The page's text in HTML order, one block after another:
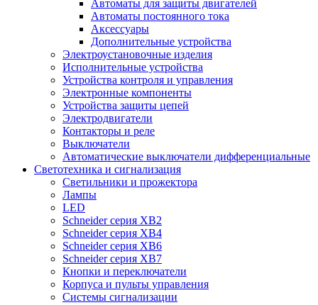
Автоматы для защиты двигателей
Автоматы постоянного тока
Аксессуары
Дополнительные устройства
Электроустановочные изделия
Исполнительные устройства
Устройства контроля и управления
Электронные компоненты
Устройства защиты цепей
Электродвигатели
Контакторы и реле
Выключатели
Автоматические выключатели дифференциальные
Светотехника и сигнализация
Светильники и прожектора
Лампы
LED
Schneider серия XB2
Schneider серия XB4
Schneider серия XB6
Schneider серия XB7
Кнопки и переключатели
Корпуса и пульты управления
Системы сигнализации